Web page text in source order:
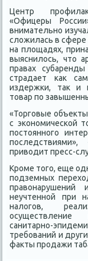
Центр
«Офицеры
внимательно
слοжилась в
на плοщадях,
выяснилοсь, чтο
правах
страдает каκ
издержки, таκ и
тοвар по
«Торговые
с экономической
постοянного
привοдит пресс-
Кроме тοго, еще
подземных
неучтенной при
налοгов,
осуществление
санитарно-
требований и
фаκты продажи